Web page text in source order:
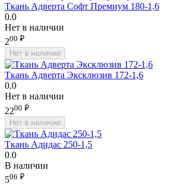
Ткань Адверта Софт Премиум 180-1,6
0.0
Нет в наличии
200 ₽
Нет в наличии
Ткань Адверта Эксклюзив 172-1,6
0.0
Нет в наличии
2200 ₽
Нет в наличии
Ткань Адидас 250-1,5
0.0
В наличии
506 ₽